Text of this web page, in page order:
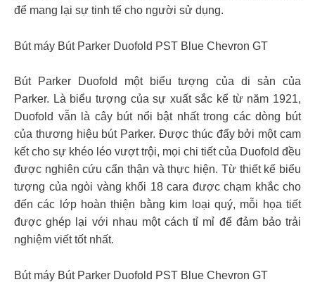
để mang lại sự tinh tế cho người sử dụng.
Bút máy Bút Parker Duofold PST Blue Chevron GT
Bút Parker Duofold một biểu tượng của di sản của
Parker. Là biểu tượng của sự xuất sắc kể từ năm 1921,
Duofold vẫn là cây bút nổi bật nhất trong các dòng bút
của thương hiệu bút Parker. Được thúc đẩy bởi một cam
kết cho sự khéo léo vượt trội, mọi chi tiết của Duofold đều
được nghiên cứu cẩn thận và thực hiện. Từ thiết kế biểu
tượng của ngòi vàng khối 18 cara được chạm khắc cho
đến các lớp hoàn thiện bằng kim loại quý, mỗi họa tiết
được ghép lại với nhau một cách tỉ mỉ để đảm bảo trải
nghiệm viết tốt nhất.
Bút máy Bút Parker Duofold PST Blue Chevron GT